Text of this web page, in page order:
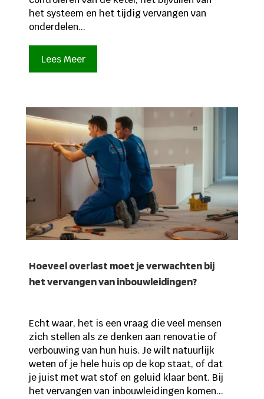
het systeem en het tijdig vervangen van
onderdelen...
Lees Meer
Hoeveel overlast moet je verwachten bij
het vervangen van inbouwleidingen?
Echt waar, het is een vraag die veel mensen
zich stellen als ze denken aan renovatie of
verbouwing van hun huis. Je wilt natuurlijk
weten of je hele huis op de kop staat, of dat
je juist met wat stof en geluid klaar bent. Bij
het vervangen van inbouwleidingen komen...